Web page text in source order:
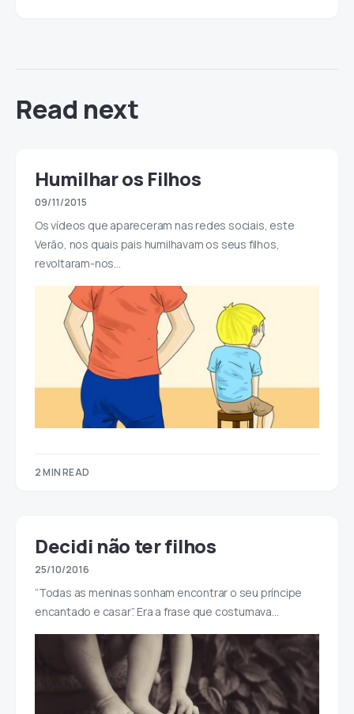
Read next
Humilhar os Filhos
09/11/2015
Os vídeos que apareceram nas redes sociais, este
Verão, nos quais pais humilhavam os seus filhos,
revoltaram-nos…
2 MIN READ
Decidi não ter filhos
25/10/2016
“Todas as meninas sonham encontrar o seu príncipe
encantado e casar”. Era a frase que costumava…